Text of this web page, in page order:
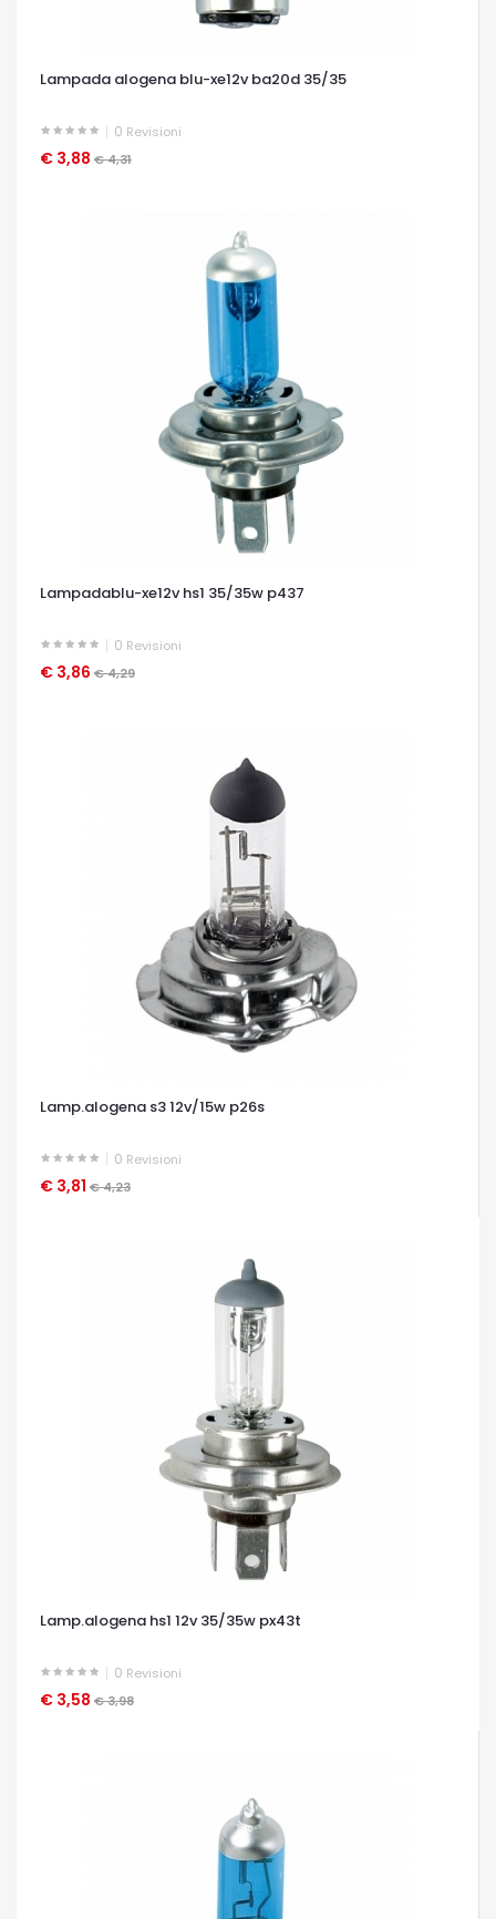
Lampada alogena blu-xe12v ba20d 35/35
0 Revisioni
€ 3,88 € 4,31
OCCHIATA VELOCE
Lampadablu-xe12v hs1 35/35w p437
0 Revisioni
€ 3,86 € 4,29
OCCHIATA VELOCE
Lamp.alogena s3 12v/15w p26s
0 Revisioni
€ 3,81 € 4,23
OCCHIATA VELOCE
Lamp.alogena hs1 12v 35/35w px43t
0 Revisioni
€ 3,58 € 3,98
OCCHIATA VELOCE